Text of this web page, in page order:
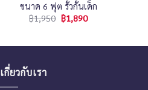
ขนาด 6 ฟุต รั้วกั้นเด็ก
฿1,950 ฿1,890
เกี่ยวกับเรา